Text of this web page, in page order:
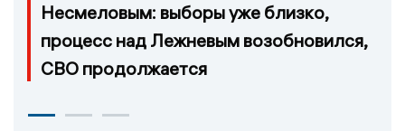
Несмеловым: выборы уже близко,
процесс над Лежневым возобновился,
СВО продолжается